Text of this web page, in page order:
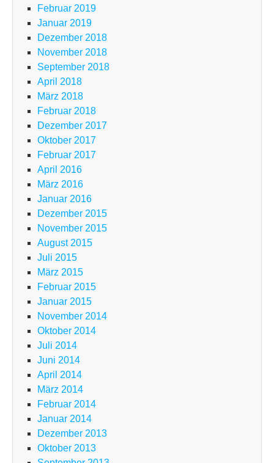
Februar 2019
Januar 2019
Dezember 2018
November 2018
September 2018
April 2018
März 2018
Februar 2018
Dezember 2017
Oktober 2017
Februar 2017
April 2016
März 2016
Januar 2016
Dezember 2015
November 2015
August 2015
Juli 2015
März 2015
Februar 2015
Januar 2015
November 2014
Oktober 2014
Juli 2014
Juni 2014
April 2014
März 2014
Februar 2014
Januar 2014
Dezember 2013
Oktober 2013